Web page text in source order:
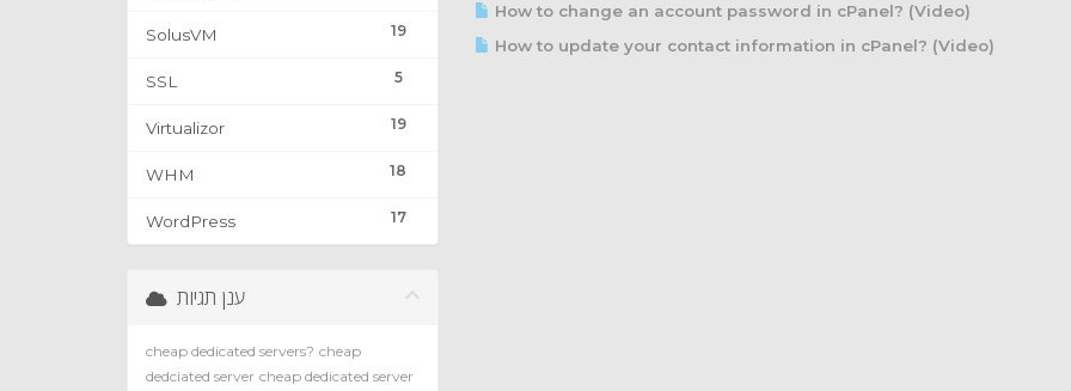
19
SolusVM
5
SSL
19
Virtualizor
18
WHM
17
WordPress
How to change an account password in cPanel? (Video)
How to update your contact information in cPanel? (Video)
ענן תגיות
cheap dedicated servers? cheap
dedciated server cheap dedicated server